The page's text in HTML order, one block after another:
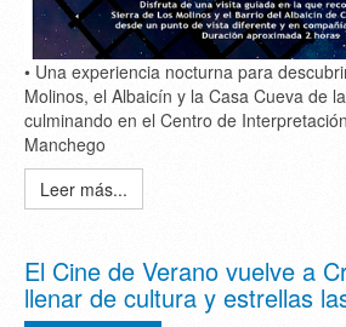
• Una experiencia nocturna para
Molinos, el Albaicín y la Casa Cueva de
culminando en el Centro de
Manchego
Leer más...
El Cine de Verano vuelve a
llenar de cultura y estrellas